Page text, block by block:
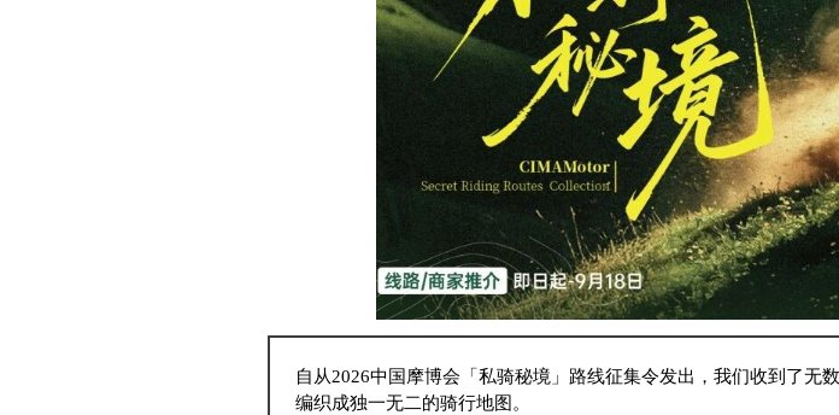
自从2026中国摩博会「私骑秘境」路线征集令发出，我们收到了无
编织成独一无二的骑行地图。